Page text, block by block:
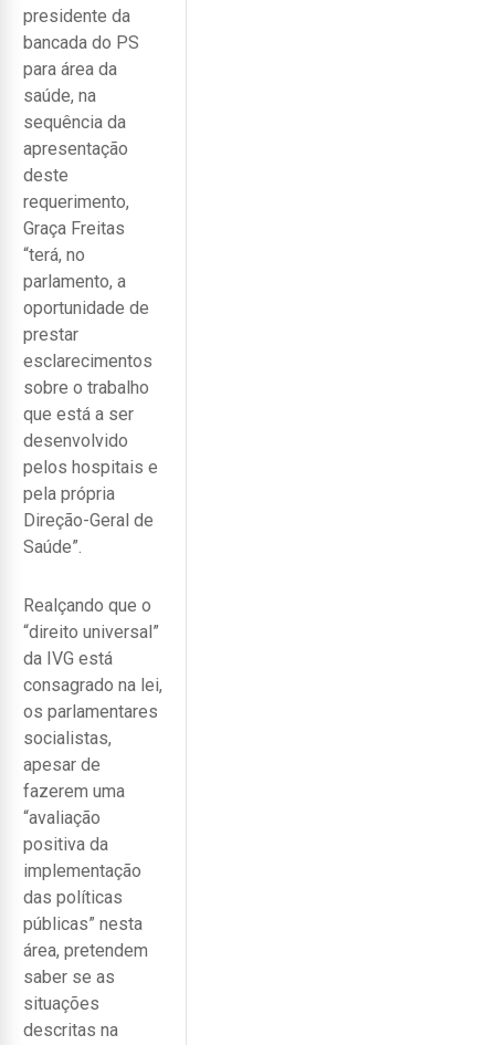
presidente da
bancada do PS
para área da
saúde, na
sequência da
apresentação
deste
requerimento,
Graça Freitas
“terá, no
parlamento, a
oportunidade de
prestar
esclarecimentos
sobre o trabalho
que está a ser
desenvolvido
pelos hospitais e
pela própria
Direção-Geral de
Saúde”.
Realçando que o
“direito universal”
da IVG está
consagrado na lei,
os parlamentares
socialistas,
apesar de
fazerem uma
“avaliação
positiva da
implementação
das políticas
públicas” nesta
área, pretendem
saber se as
situações
descritas na